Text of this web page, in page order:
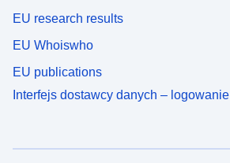
EU research results
EU Whoiswho
EU publications
Interfejs dostawcy danych – logowanie